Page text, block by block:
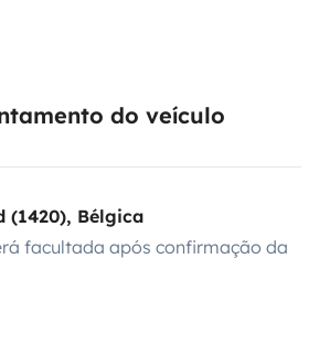
do veículo
(1420), Bélgica
facultada após confirmação da